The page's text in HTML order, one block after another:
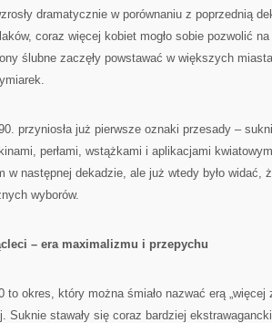
dramatycznie w porównaniu z poprzednią
coraz więcej kobiet mogło sobie pozwolić
ślubne zaczęły powstawać w większych
przyniosła już pierwsze oznaki przesady –
perłami, wstążkami i aplikacjami
w następnej dekadzie, ale już wtedy było widać,
wyborów.
– era maximalizmu i przepychu
to okres, który można śmiało nazwać erą
Suknie stawały się coraz bardziej